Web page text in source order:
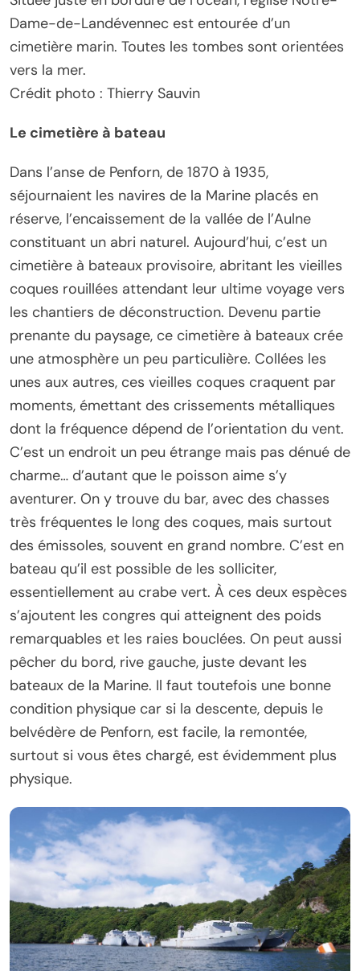
Dame-de-Landévennec est entourée d’un
cimetière marin. Toutes les tombes sont orientées
vers la mer.
Crédit photo : Thierry Sauvin
Le cimetière à bateau
Dans l’anse de Penforn, de 1870 à 1935,
séjournaient les navires de la Marine placés en
réserve, l’encaissement de la vallée de l’Aulne
constituant un abri naturel. Aujourd’hui, c’est un
cimetière à bateaux provisoire, abritant les vieilles
coques rouillées attendant leur ultime voyage vers
les chantiers de déconstruction. Devenu partie
prenante du paysage, ce cimetière à bateaux crée
une atmosphère un peu particulière. Collées les
unes aux autres, ces vieilles coques craquent par
moments, émettant des crissements métalliques
dont la fréquence dépend de l’orientation du vent.
C’est un endroit un peu étrange mais pas dénué de
charme… d’autant que le poisson aime s’y
aventurer. On y trouve du bar, avec des chasses
très fréquentes le long des coques, mais surtout
des émissoles, souvent en grand nombre. C’est en
bateau qu’il est possible de les solliciter,
essentiellement au crabe vert. À ces deux espèces
s’ajoutent les congres qui atteignent des poids
remarquables et les raies bouclées. On peut aussi
pêcher du bord, rive gauche, juste devant les
bateaux de la Marine. Il faut toutefois une bonne
condition physique car si la descente, depuis le
belvédère de Penforn, est facile, la remontée,
surtout si vous êtes chargé, est évidemment plus
physique.